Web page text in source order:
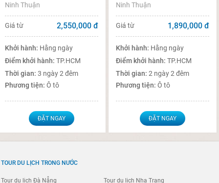
Ninh Thuận
Giá từ 2,550,000 đ
Khởi hành: Hằng ngày
Điểm khởi hành:TP.HCM
Thời gian:3 ngày 2 đêm
Phương tiện:Ô tô
ĐẶT NGAY
Ninh Thuận
Giá từ 1,890,000 đ
Khởi hành: Hằng ngày
Điểm khởi hành:TP.HCM
Thời gian:2 ngày 2 đêm
Phương tiện:Ô tô
ĐẶT NGAY
TOUR DU LỊCH TRONG NƯỚC
Tour du lịch Đà Nẵng Tour du lịch Nha Trang